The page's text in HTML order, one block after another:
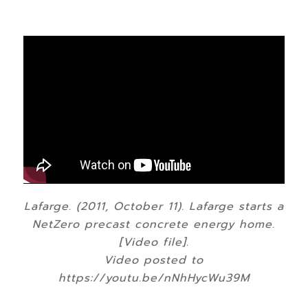
Lafarge. (2011, October 11). Lafarge starts a
NetZero precast concrete energy home.
[Video file].
Video posted to
https://youtu.be/nNhHycWu39M